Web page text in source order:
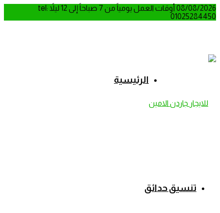
08/08/2026 أوقات العمل يومياً من 7 صباحاً إلى 12 ليلاً
tel:
01025284450
الرئيسية
تنسيق حدائق